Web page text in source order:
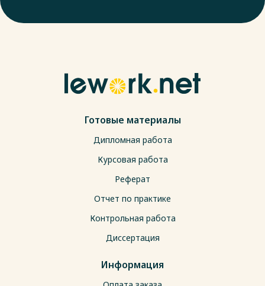
Готовые материалы
Дипломная работа
Курсовая работа
Реферат
Отчет по практике
Контрольная работа
Диссертация
Информация